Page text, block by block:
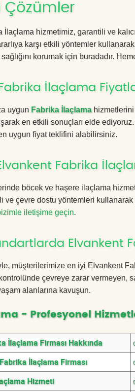
Çözümler
İlaçlama hizmetimiz, garantili ve
karşı etkili yöntemler
korumak için buradadır.
İlaçlama
uygun Fabrika İlaçlamahizmetlerini
en etkili sonuçları elde
uygun fiyat teklifini alabilirsiniz.
Fabrika
böcek ve haşere ilaçlama
ve çevre dostu yöntemleri
iletişime geçin.
Elvankent
müşterilerimize en iyi Elvankent
çevreye zarar vermeyen,
alanlarına kavuşun.
- Profesyonel
İlaçlama Firması Hakkında
İlaçlama Firması
Hizmeti